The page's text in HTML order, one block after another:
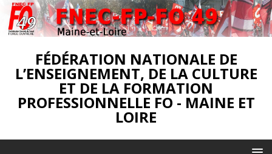
FÉDÉRATION NATIONALE DE
L’ENSEIGNEMENT, DE LA CULTURE
ET DE LA FORMATION
PROFESSIONNELLE FO - MAINE ET
LOIRE